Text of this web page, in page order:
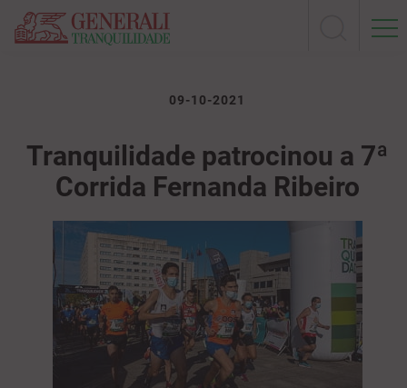
09-10-2021
Tranquilidade patrocinou a 7ª
Corrida Fernanda Ribeiro